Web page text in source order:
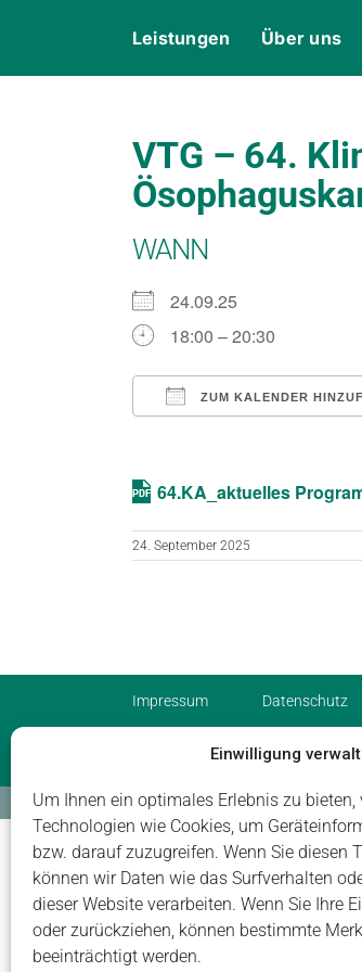
Einwilligung
Um Ihnen ein optimales Erlebnis zu bieten,
Technologien wie Cookies, um
bzw. darauf zuzugreifen. Wenn Sie diesen
können wir Daten wie das Surfverhalten
dieser Website verarbeiten. Wenn Sie Ihre
oder zurückziehen, können bestimmte
beeinträchtigt werden.
Leistungen Über uns
VTG – 64.
WANN
24.09.25
18:00 – 20:30
ZUM KALENDER
64.KA_aktuelles
24. September 2025
Impressum Datenschutz
© Carus Management GmbH